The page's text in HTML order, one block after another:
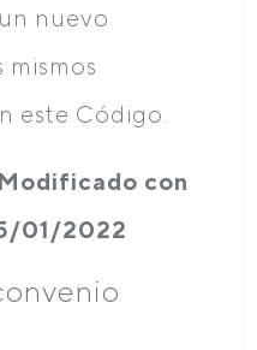
nuevo
mismos
este Código.
con
01/2022